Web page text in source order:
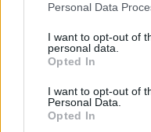
Personal Data
I want to opt-out of
personal data.
Opted In
I want to opt-out of
Personal Data.
Opted In
hladnoća. Tijelu treba
toplinu. Zahvaljujući
energičan trening.
aktivnostima.